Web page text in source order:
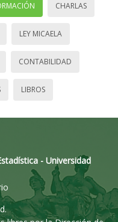
CHARLAS
LEY MICAELA
CONTABILIDAD
LIBROS
- Universidad